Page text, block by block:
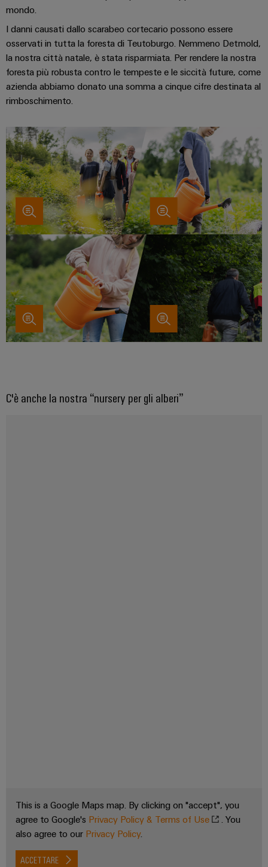
Configuratore
digitale di
livello
successivo:
intuitiva,
semplice,
rapida
mondo.
I danni causati dallo scarabeo cortecario possono essere
osservati in tutta la foresta di Teutoburgo. Nemmeno Detmold,
la nostra città natale, è stata risparmiata. Per rendere la nostra
foresta più robusta contro le tempeste e le siccità future, come
azienda abbiamo donato una somma a cinque cifre destinata al
rimboschimento.
C'è anche la nostra “nursery per gli alberi”
This is a Google Maps map. By clicking on "accept", you
agree to Google's Privacy Policy & Terms of Use
. You
also agree to our Privacy Policy.
ACCETTARE